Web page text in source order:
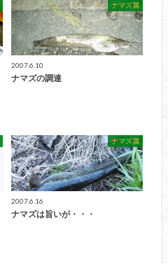
ナマズ属
2007.6.10
ナマズの調達
ナマズ属
2007.6.16
ナマズは旨いが・・・